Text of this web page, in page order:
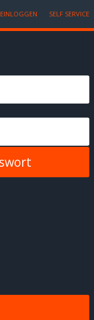
EINLOGGEN SELF SERVICE